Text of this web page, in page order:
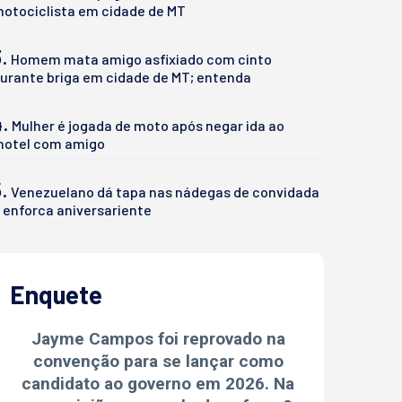
em cidade de MT
Homem mata amigo asfixiado com cinto
briga em cidade de MT; entenda
Mulher é jogada de moto após negar ida ao
com amigo
Venezuelano dá tapa nas nádegas de convidada
enforca aniversariente
Enquete
Jayme Campos foi reprovado na
convenção para se lançar como
candidato ao governo em 2026. Na